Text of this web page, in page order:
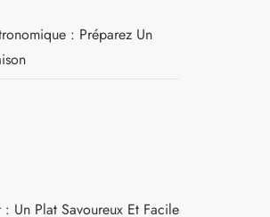
: Préparez Un
Un Plat Savoureux Et Facile